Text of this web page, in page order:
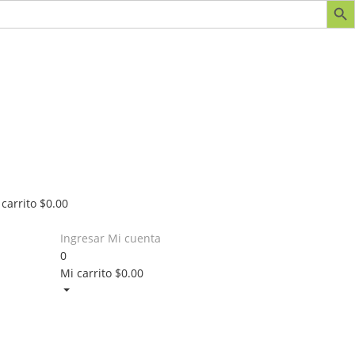
$0.00
Ingresar Mi cuenta
0
Mi carrito $0.00